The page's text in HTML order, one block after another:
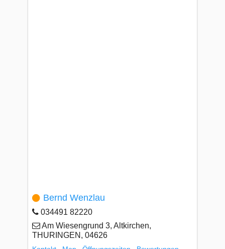
Bernd Wenzlau
034491 82220
Am Wiesengrund 3, Altkirchen,
THURINGEN, 04626